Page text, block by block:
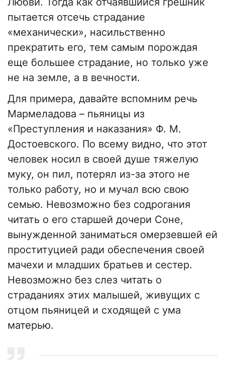
пытается отсечь страдание
«механически», насильственно
прекратить его, тем самым порождая
еще большее страдание, но только уже
не на земле, а в вечности.
Для примера, давайте вспомним речь
Мармеладова – пьяницы из
«Преступления и наказания» Ф. М.
Достоевского. По всему видно, что этот
человек носил в своей душе тяжелую
муку, он пил, потерял из-за этого не
только работу, но и мучал всю свою
семью. Невозможно без содрогания
читать о его старшей дочери Соне,
вынужденной заниматься омерзевшей ей
проституцией ради обеспечения своей
мачехи и младших братьев и сестер.
Невозможно без слез читать о
страданиях этих малышей, живущих с
отцом пьяницей и сходящей с ума
матерью.